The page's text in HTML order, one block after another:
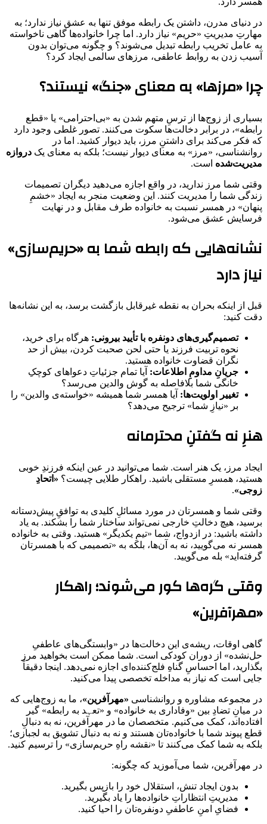
در دنیای مدرن، داشتن یک رابطه موفق تنها به عشق نیاز ندارد؛ به
مهارتِ مدیریتِ «حریم» نیاز دارد. اما چرا خانواده‌ها گاهی ناخواسته
به عامل تخریب رابطه تبدیل می‌شوند؟ و چگونه می‌توان بدون
آسیب زدن به روابط عاطفی، مرزهای سالمی ایجاد کرد؟
چرا «مرزها» به معنای «جنگ» نیستند؟
بسیاری از زوج‌ها از ترسِ متهم شدن به «بی‌احترامی» یا «قطع
رابطه»، در برابر دخالت‌ها سکوت می‌کنند. تصور غلطی وجود دارد
که فکر می‌کند برای داشتنِ مرز، باید دیوار کشید. اما در
روانشناسی، «مرز» به معنای دیوار نیست؛ بلکه به معنای یک دروازه
مدیریت‌شده است.
وقتی شما مرز ندارید، در واقع اجازه می‌دهید دیگران تصمیمات
زندگی شما را مدیریت کنند. این وضعیت منجر به ایجاد «خشمِ
پنهان» در همسر نسبت به خانواده طرف مقابل و در نهایت
فرسایش عشق می‌شود.
نشانه‌هایی که رابطه شما به «حریم‌سازی»
نیاز دارد
قبل از اینکه بحران به نقطه غیرقابل بازگشت برسد، به این نشانه‌ها
دقت کنید:
تصمیم‌گیری‌های دونفره با تأیید بیرونی: هرگاه برای خرید،
نحوه تربیت فرزند یا حتی لحن صحبت کردن، بیش از حد
نگران قضاوت خانواده هستید.
جریانِ مداومِ اطلاعات: آیا تمام جزئیاتِ دعواهای کوچکِ
خانگی شما بلافاصله به گوش والدین می‌رسد؟
تغییر اولویت‌ها: آیا همسر شما همیشه «خواسته‌ی والدین» را
بر «نیازِ شما» ترجیح می‌دهد؟
هنرِ نه گفتنِ محترمانه
ایجاد مرز، یک هنر است. شما می‌توانید در عین اینکه فرزندِ خوبی
هستید، همسرِ مستقلی باشید. راهکار طلایی چیست؟ «اتحادِ
زوجی».
وقتی شما و همسرتان در مورد مسائلِ کلیدی به توافقِ پیش‌دستانه
برسید، هیچ دخالتِ خارجی نمی‌تواند ساختار شما را بشکند. به یاد
داشته باشید: در ازدواج، شما «تیمِ یکدیگر» هستید. وقتی به خانواده
همسر نه می‌گویید، نه به آن‌ها، بلکه به «تصمیمی که با همسرتان
گرفته‌اید» بله می‌گویید.
وقتی گره‌ها کور می‌شوند؛ راهکار
«مهرآفرین»
گاهی اوقات، ریشه‌ی این دخالت‌ها در «وابستگی‌های عاطفیِ
حل‌نشده» از دوران کودکی است. شما ممکن است بخواهید مرز
بگذارید، اما احساسِ گناهِ فلج‌کننده‌ای اجازه نمی‌دهد. اینجا دقیقاً
جایی است که نیاز به مداخله تخصصی پیدا می‌کنید.
در مجموعه مشاوره و روانشناسی «مهرآفرین»، ما به زوج‌هایی که
در میانِ تضادِ بین «وفاداری به خانواده» و «تعہد به رابطه» گیر
افتاده‌اند، کمک می‌کنیم. متخصصان ما در مهرآفرین، نه به دنبالِ
قطع پیوند شما با خانواده‌تان هستند و نه به دنبال تشویق به لجبازی؛
بلکه به شما کمک می‌کنند تا «نقشه راهِ حریم‌سازی» را ترسیم کنید.
در مهرآفرین، شما می‌آموزید که چگونه:
بدون ایجاد تنش، استقلال خود را بازپس بگیرید.
مدیریتِ انتظاراتِ خانواده‌ها را یاد بگیرید.
فضایِ امنِ عاطفیِ دونفره‌تان را احیا کنید.